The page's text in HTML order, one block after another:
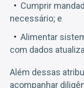
Cumprir
necessário; e
Alimentar
com dados
Além dessas
acompanhar